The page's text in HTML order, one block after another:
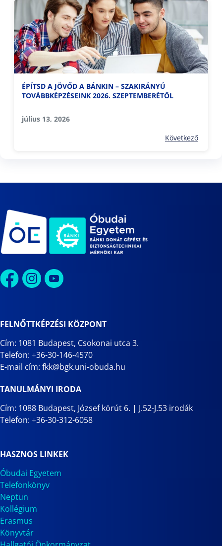
ÉPÍTSD A JÖVŐD A BÁNKIN – SZAKIRÁNYÚ
TOVÁBBKÉPZÉSEINK 2026. SZEPTEMBERÉTŐL
július 13, 2026
Következő
FELNŐTTKÉPZÉSI KÖZPONT
Cím: 1081 Budapest, Csokonai utca 3.
Telefon: +36-30-146-4570
E-mail cím: fkk@bgk.uni-obuda.hu
TANULMÁNYI IRODA
Cím: 1088 Budapest, József körút 6. | J.52-J.53 irodák
Telefon: +36-30-312-6058
HASZNOS LINKEK
Óbudai Egyetem
Telefonkönyv
Neptun
Kollégium
Erasmus
Könyvtár